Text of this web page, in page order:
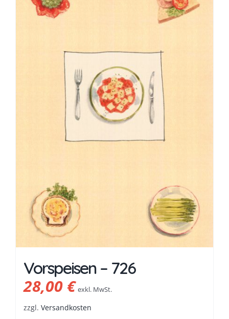
Vorspeisen – 726
28,00€ exkl. MwSt.
zzgl. Versandkosten